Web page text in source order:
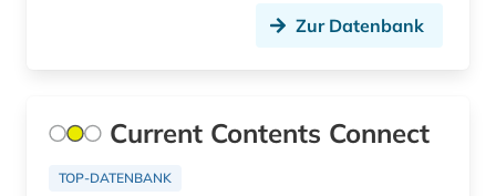
data mining (1)
daten (1)
Zur Datenbank
Current Contents Connect
TOP-DATENBANK